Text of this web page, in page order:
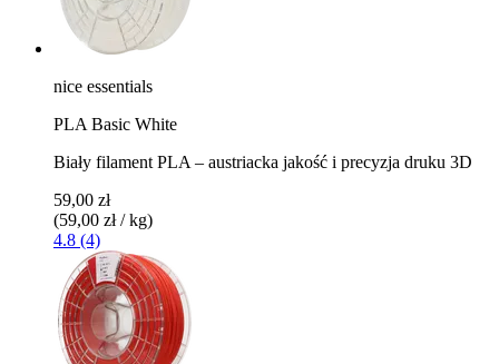
nice essentials
PLA Basic White
Biały filament PLA – austriacka jakość i precyzja druku 3D
59,00 zł
(59,00 zł / kg)
4.8 (4)